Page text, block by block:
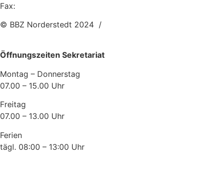
Fax:
© BBZ Norderstedt 2024 /
Öffnungszeiten Sekretariat
Montag – Donnerstag
07.00 – 15.00 Uhr
Freitag
07.00 – 13.00 Uhr
Ferien
tägl. 08:00 – 13:00 Uhr